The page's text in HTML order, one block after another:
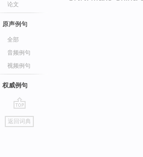
论文
原声例句
全部
音频例句
视频例句
权威例句
go
top
返回词典